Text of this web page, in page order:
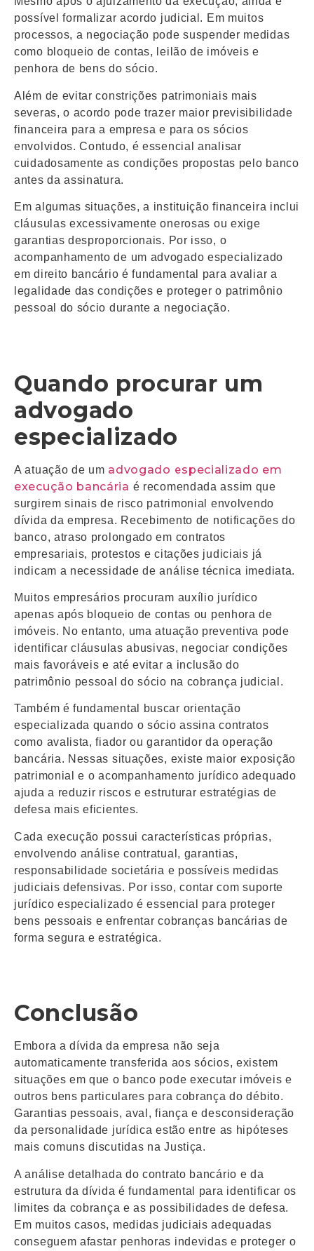
possível formalizar acordo judicial. Em muitos
processos, a negociação pode suspender medidas
como bloqueio de contas, leilão de imóveis e
penhora de bens do sócio.
Além de evitar constrições patrimoniais mais
severas, o acordo pode trazer maior previsibilidade
financeira para a empresa e para os sócios
envolvidos. Contudo, é essencial analisar
cuidadosamente as condições propostas pelo banco
antes da assinatura.
Em algumas situações, a instituição financeira inclui
cláusulas excessivamente onerosas ou exige
garantias desproporcionais. Por isso, o
acompanhamento de um advogado especializado
em direito bancário é fundamental para avaliar a
legalidade das condições e proteger o patrimônio
pessoal do sócio durante a negociação.
Quando procurar um
advogado
especializado
A atuação de um advogado especializado em
execução bancária é recomendada assim que
surgirem sinais de risco patrimonial envolvendo
dívida da empresa. Recebimento de notificações do
banco, atraso prolongado em contratos
empresariais, protestos e citações judiciais já
indicam a necessidade de análise técnica imediata.
Muitos empresários procuram auxílio jurídico
apenas após bloqueio de contas ou penhora de
imóveis. No entanto, uma atuação preventiva pode
identificar cláusulas abusivas, negociar condições
mais favoráveis e até evitar a inclusão do
patrimônio pessoal do sócio na cobrança judicial.
Também é fundamental buscar orientação
especializada quando o sócio assina contratos
como avalista, fiador ou garantidor da operação
bancária. Nessas situações, existe maior exposição
patrimonial e o acompanhamento jurídico adequado
ajuda a reduzir riscos e estruturar estratégias de
defesa mais eficientes.
Cada execução possui características próprias,
envolvendo análise contratual, garantias,
responsabilidade societária e possíveis medidas
judiciais defensivas. Por isso, contar com suporte
jurídico especializado é essencial para proteger
bens pessoais e enfrentar cobranças bancárias de
forma segura e estratégica.
Conclusão
Embora a dívida da empresa não seja
automaticamente transferida aos sócios, existem
situações em que o banco pode executar imóveis e
outros bens particulares para cobrança do débito.
Garantias pessoais, aval, fiança e desconsideração
da personalidade jurídica estão entre as hipóteses
mais comuns discutidas na Justiça.
A análise detalhada do contrato bancário e da
estrutura da dívida é fundamental para identificar os
limites da cobrança e as possibilidades de defesa.
Em muitos casos, medidas judiciais adequadas
conseguem afastar penhoras indevidas e proteger o